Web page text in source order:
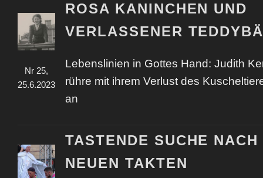
Nr 25,
25.6.2023
ROSA KANINCHEN UND
VERLASSENER
Lebenslinien in Gottes Hand: Judith
rühre mit ihrem Verlust des
an
TASTENDE SUCHE NACH
NEUEN TAKTEN